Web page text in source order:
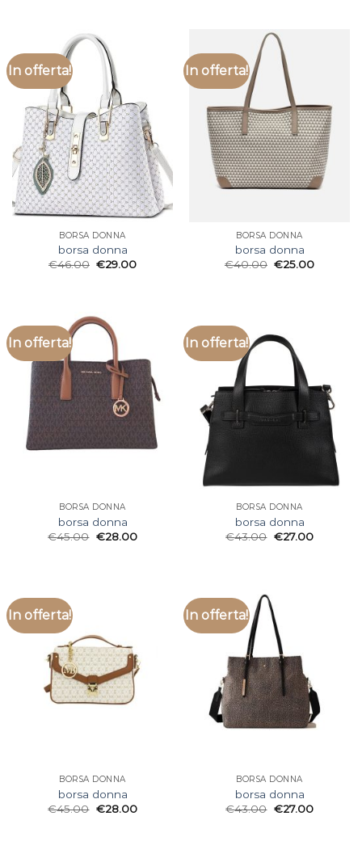
In offerta!
BORSA DONNA
borsa donna
€46.00 €29.00
In offerta!
BORSA DONNA
borsa donna
€40.00 €25.00
In offerta!
BORSA DONNA
borsa donna
€45.00 €28.00
In offerta!
BORSA DONNA
borsa donna
€43.00 €27.00
In offerta!
BORSA DONNA
borsa donna
€45.00 €28.00
In offerta!
BORSA DONNA
borsa donna
€43.00 €27.00